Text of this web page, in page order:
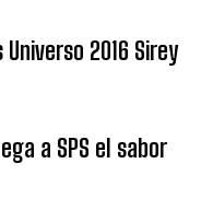
2016 Sirey
a SPS el sabor